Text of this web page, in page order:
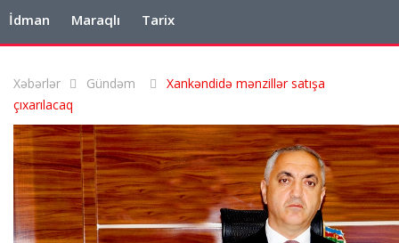
İdman Maraqlı Tarix
Xəbərlər Gündəm
Xankəndidə mənzillər satışa
çıxarılacaq